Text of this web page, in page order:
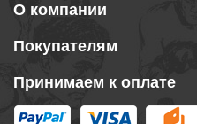
О компании
Покупателям
Принимаем к оплате